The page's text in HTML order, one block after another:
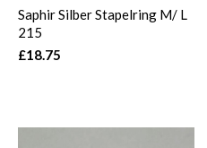
Saphir Silber Stapelring M/ L
215
£18.75